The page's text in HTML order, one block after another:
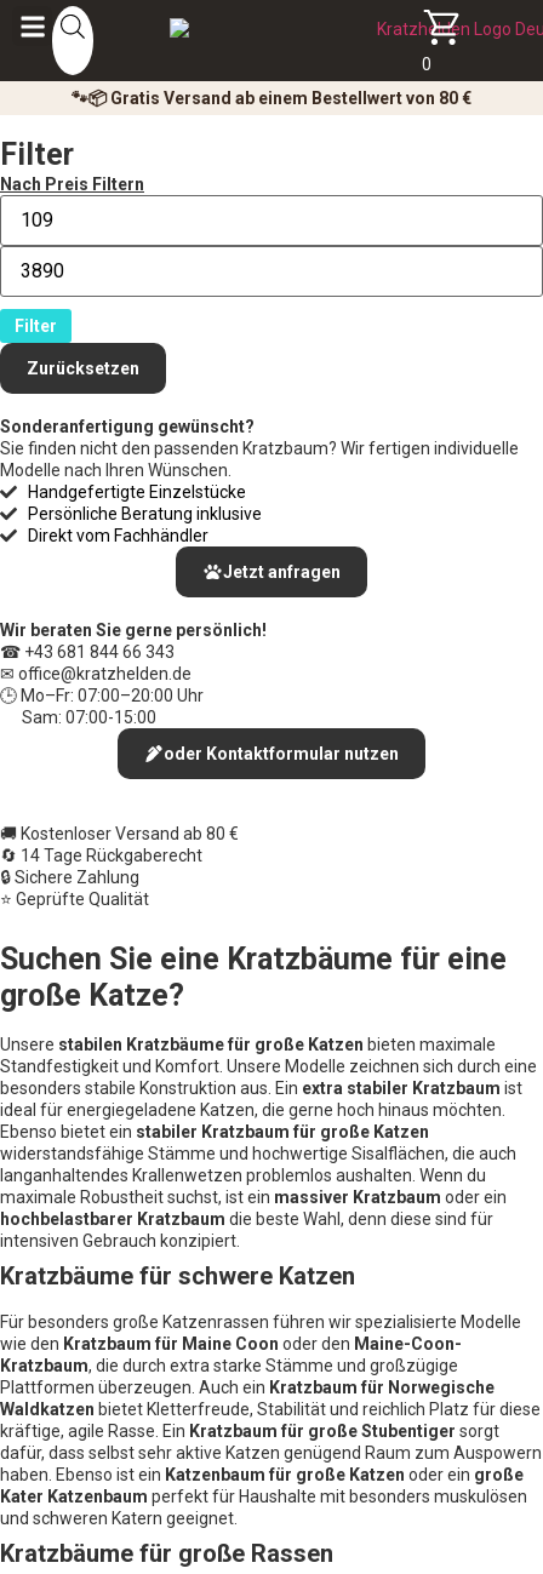
0
🐾📦 Gratis Versand ab einem Bestellwert von 80 €
Filter
Nach Preis Filtern
Filter
Zurücksetzen
Sonderanfertigung gewünscht?
Sie finden nicht den passenden Kratzbaum? Wir fertigen individuelle
Modelle nach Ihren Wünschen.
Handgefertigte Einzelstücke
Persönliche Beratung inklusive
Direkt vom Fachhändler
Jetzt anfragen
Wir beraten Sie gerne persönlich!
☎ +43 681 844 66 343
✉ office@kratzhelden.de
🕒 Mo–Fr: 07:00–20:00 Uhr
Sam: 07:00-15:00
oder Kontaktformular nutzen
🚚 Kostenloser Versand ab 80 €
🔄 14 Tage Rückgaberecht
🔒 Sichere Zahlung
⭐ Geprüfte Qualität
Suchen Sie eine Kratzbäume für eine
große Katze?
Unsere stabilen Kratzbäume für große Katzen bieten maximale
Standfestigkeit und Komfort. Unsere Modelle zeichnen sich durch eine
besonders stabile Konstruktion aus. Ein extra stabiler Kratzbaum ist
ideal für energiegeladene Katzen, die gerne hoch hinaus möchten.
Ebenso bietet ein stabiler Kratzbaum für große Katzen
widerstandsfähige Stämme und hochwertige Sisalflächen, die auch
langanhaltendes Krallenwetzen problemlos aushalten. Wenn du
maximale Robustheit suchst, ist ein massiver Kratzbaum oder ein
hochbelastbarer Kratzbaum die beste Wahl, denn diese sind für
intensiven Gebrauch konzipiert.
Kratzbäume für schwere Katzen
Für besonders große Katzenrassen führen wir spezialisierte Modelle
wie den Kratzbaum für Maine Coon oder den Maine-Coon-
Kratzbaum, die durch extra starke Stämme und großzügige
Plattformen überzeugen. Auch ein Kratzbaum für Norwegische
Waldkatzen bietet Kletterfreude, Stabilität und reichlich Platz für diese
kräftige, agile Rasse. Ein Kratzbaum für große Stubentiger sorgt
dafür, dass selbst sehr aktive Katzen genügend Raum zum Auspowern
haben. Ebenso ist ein Katzenbaum für große Katzen oder ein große
Kater Katzenbaum perfekt für Haushalte mit besonders muskulösen
und schweren Katern geeignet.
Kratzbäume für große Rassen